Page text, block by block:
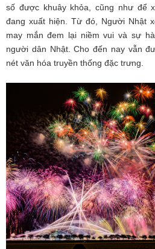
số được khuây khỏa, cũng như để
đang xuất hiện. Từ đó, Người Nhật
may mắn đem lại niềm vui và sự
người dân Nhật. Cho đến nay vẫn
nét văn hóa truyền thống đặc trưng.